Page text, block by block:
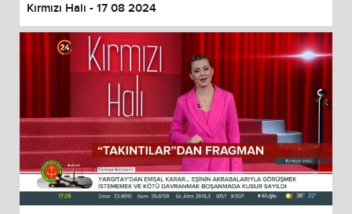
Kırmızı Halı - 17 08 2024